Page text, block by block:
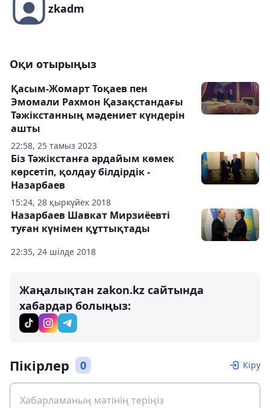
zkadm
Оқи отырыңыз
22:58, 25 тамыз 2023
Қасым-Жомарт Тоқаев пен
Эмомали Рахмон Қазақстандағы
Тәжікстанның мәдениет күндерін
ашты
15:24, 28 қыркүйек 2018
Біз Тәжікстанға әрдайым көмек
көрсетіп, қолдау білдірдік -
Назарбаев
22:35, 24 шілде 2018
Назарбаев Шавкат Мирзиёевті
туған күнімен құттықтады
Жаңалықтан zakon.kz сайтында
хабардар болыңыз:
Пікірлер 0 Кіру